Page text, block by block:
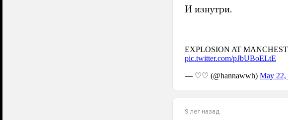
И изнутри.
9 лет назад